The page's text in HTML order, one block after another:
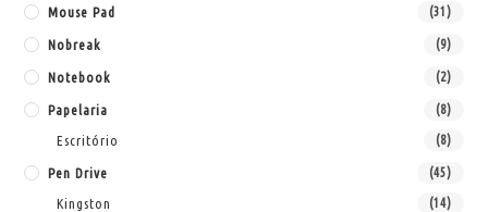
Mouse Pad (31)
Nobreak (9)
Notebook (2)
Papelaria (8)
Escritório (8)
Pen Drive (45)
Kingston (14)